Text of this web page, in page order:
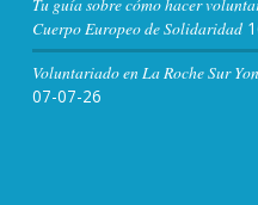
Cuerpo Europeo de Solidaridad
Voluntariado en La Roche Sur
07-07-26